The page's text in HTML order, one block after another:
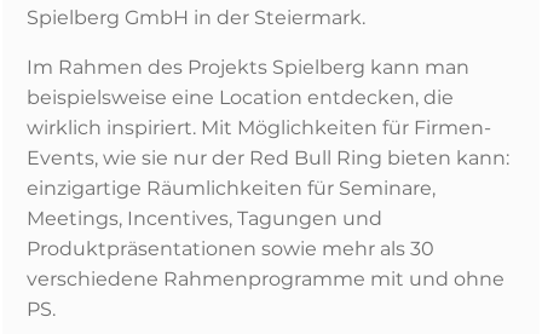
Spielberg GmbH in der Steiermark.
Im Rahmen des Projekts Spielberg kann man
beispielsweise eine Location entdecken, die
wirklich inspiriert. Mit Möglichkeiten für Firmen-
Events, wie sie nur der Red Bull Ring bieten kann:
einzigartige Räumlichkeiten für Seminare,
Meetings, Incentives, Tagungen und
Produktpräsentationen sowie mehr als 30
verschiedene Rahmenprogramme mit und ohne
PS.